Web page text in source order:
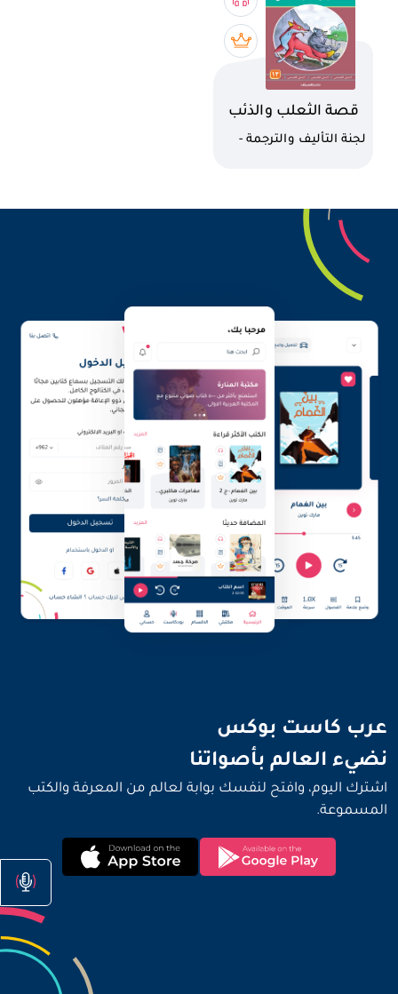
اسم الكتاب
قصة الثعلب والذئب
الأحمق
كاتب
لجنة التأليف والترجمة -
عرب كاست بوكس
نضيء العالم بأصواتنا
اشترك اليوم، وافتح لنفسك بوابة لعالم من المعرفة والكتب
المسموعة.